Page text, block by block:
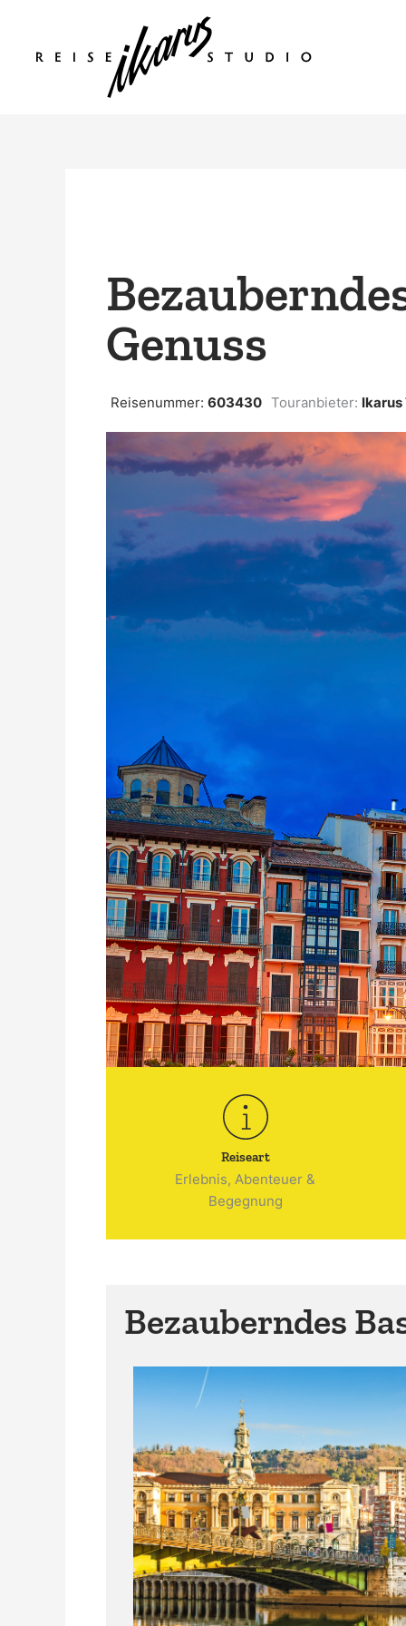
springen
Genuss
Reisenummer: 603430 Touranbieter: Ikarus
Reiseart
Erlebnis, Abenteuer &
Begegnung
Bezauberndes